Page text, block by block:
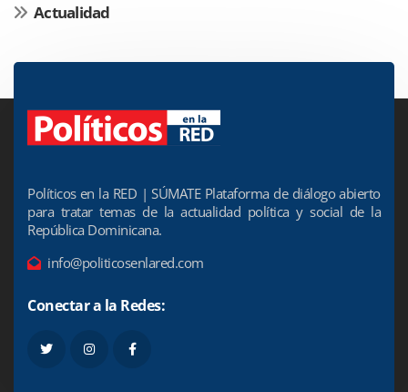
Actualidad
Políticos en la RED | SÚMATE Plataforma de diálogo abierto
para tratar temas de la actualidad política y social de la
República Dominicana.
info@politicosenlared.com
Conectar a la Redes: